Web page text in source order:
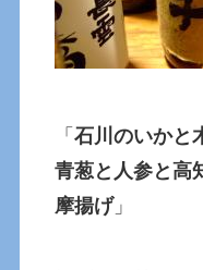
「石川のいかと
青葱と人参と高
摩揚げ」